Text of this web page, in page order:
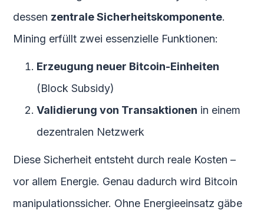
dessen zentrale Sicherheitskomponente.
Mining erfüllt zwei essenzielle Funktionen:
Erzeugung neuer Bitcoin-Einheiten
(Block Subsidy)
Validierung von Transaktionen in einem
dezentralen Netzwerk
Diese Sicherheit entsteht durch reale Kosten –
vor allem Energie. Genau dadurch wird Bitcoin
manipulationssicher. Ohne Energieeinsatz gäbe